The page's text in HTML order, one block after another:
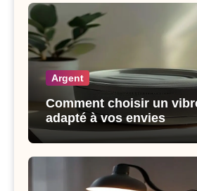
Argent
Comment choisir un
adapté à vos envies